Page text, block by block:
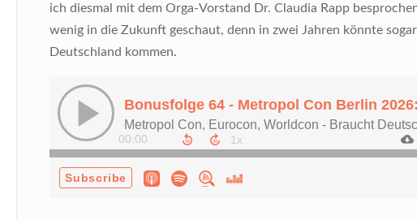
ich diesmal mit dem Orga-Vorstand Dr. Claudia Rapp
wenig in die Zukunft geschaut, denn in zwei Jahren könnte
Deutschland kommen.